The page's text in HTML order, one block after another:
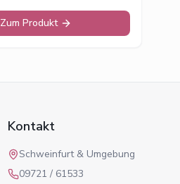
Zum Produkt
Kontakt
Schweinfurt & Umgebung
09721 / 61533